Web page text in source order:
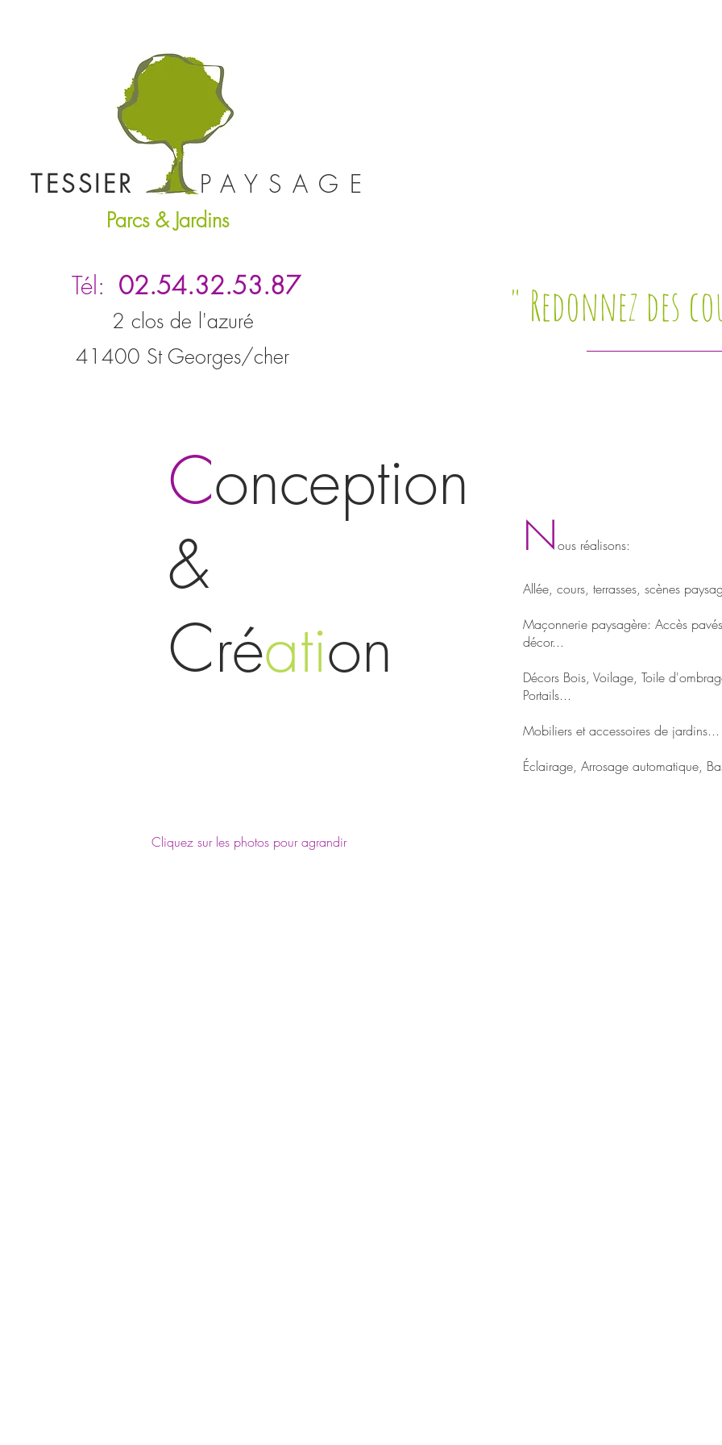
TESSIER PAYSAGE
Parcs & Jardins
Tél: 02.54.32.53.87
2 clos de l'azuré
41400 St Georges/cher
" Redonnez des
Conception
&
Création
Nous réalisons:
Allée, cours, terrasses, scènes
Maçonnerie paysagère: Accès
décor...
Décors Bois, Voilage, Toile
Portails...
Mobiliers et accessoires de jardins...
Éclairage, Arrosage automatique,
Cliquez sur les photos pour agrandir